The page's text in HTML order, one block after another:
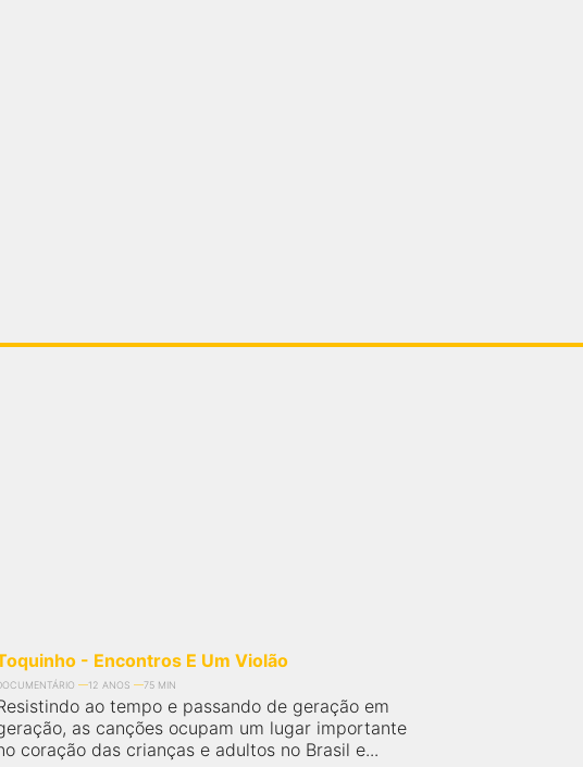
- Encontros E Um Violão
12 ANOS 75 MIN
ao tempo e passando de geração em
as canções ocupam um lugar importante
coração das crianças e adultos no Brasil e...